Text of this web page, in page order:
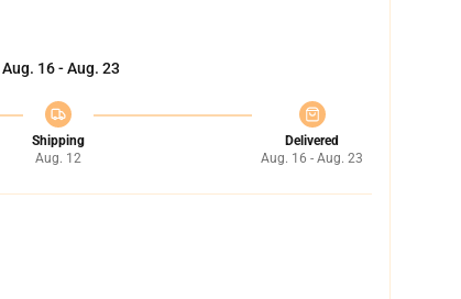
Aug. 16 - Aug. 23
Shipping
Aug. 12
Delivered
Aug. 16 - Aug. 23